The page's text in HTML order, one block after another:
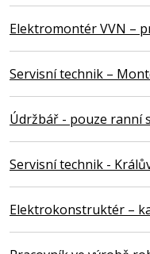
Elektromontér VVN –
Servisní technik –
Údržbář - pouze ranní
Servisní technik -
Elektrokonstruktér –